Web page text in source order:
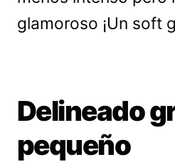
glamoroso ¡Un soft
Delineado
pequeño